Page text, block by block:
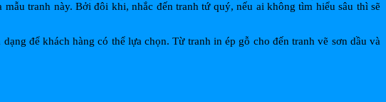
tranh này. Bởi đôi khi, nhắc đến tranh tứ quý, nếu ai không tìm hiểu sâu thì sẽ
để khách hàng có thể lựa chọn. Từ tranh in ép gỗ cho đến tranh vẽ sơn dầu và